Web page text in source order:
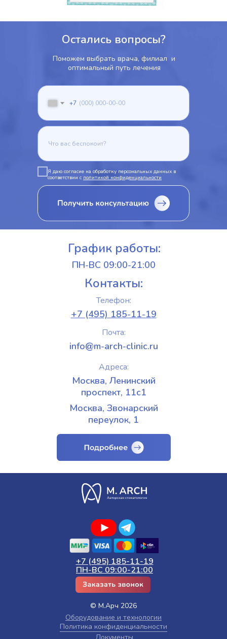
Остались вопросы?
Поможем выбрать врача, филиал и
оптимальный путь лечения
+7
Я даю согласие на обработку персональных данных в
соответствии с политикой конфиденциальности
Контакты:
Телефон:
+7 (495) 185-11-19
Почта:
info@m-arch-clinic.ru
Адреса:
Москва, Ленинский
проспект, 11с1
Москва, Звонарский
переулок, 1
График работы:
ПН-ВС 09:00-21:00
© М.Арч 2026
Политика конфиденциальности
+7 (495) 185-11-19
ПН-ВС 09:00-21:00
Оборудование и технологии